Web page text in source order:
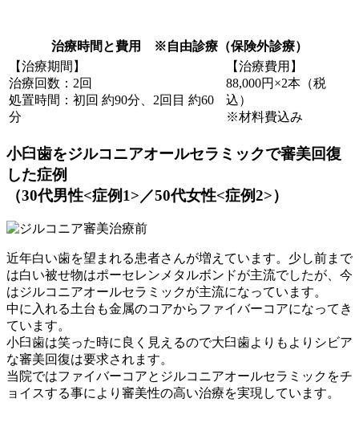
治療時間と費用 ※自由診療（保険外診療）
【治療期間】
治療回数：2回
処置時間：初回 約90分、2回目 約60
分
【治療費用】
88,000円×2本（税
込）
※材料費込み
小臼歯をジルコニアオールセラミックで審美回復
した症例
（30代男性<症例1>／50代女性<症例2>）
近年白い歯を望まれる患者さんが増えています。少し前まで
は白い被せ物はポーセレンメタルボンドが主流でしたが、今
はジルコニアオールセラミックが主流になっています。
中に入れる土台も金属のコアからファイバーコアになってき
ています。
小臼歯は笑った時に良く見えるので大臼歯よりもよりシビア
な審美回復は要求されます。
当院ではファイバーコアとジルコニアオールセラミックをチ
ョイスする事により審美性の高い治療を実現しています。